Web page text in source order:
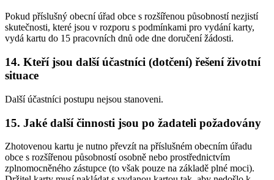
Pokud příslušný obecní úřad obce s rozšířenou působností nezjistí
skutečnosti, které jsou v rozporu s podmínkami pro vydání karty,
vydá kartu do 15 pracovních dnů ode dne doručení žádosti.
14. Kteří jsou další účastníci (dotčení) řešení životní
situace
Další účastníci postupu nejsou stanoveni.
15. Jaké další činnosti jsou po žadateli požadovány
Zhotovenou kartu je nutno převzít na příslušném obecním úřadu
obce s rozšířenou působností osobně nebo prostřednictvím
zplnomocněného zástupce (to však pouze na základě plné moci).